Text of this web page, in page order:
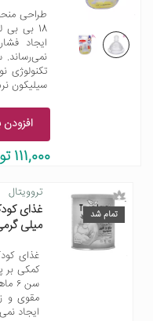
18 بی
ایجاد
تکنولوژی
سیلیکون
111,000 تومان
تمام شد
تروویتال
میلی
غذای
کمکی بر
سن
مقوی و
ایجاد